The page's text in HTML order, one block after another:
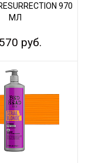
970
МЛ
руб.